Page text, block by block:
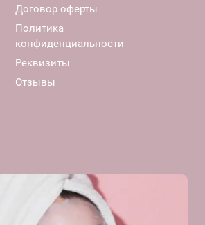
Договор оферты
Политика
конфиденциальности
Реквизиты
Отзывы